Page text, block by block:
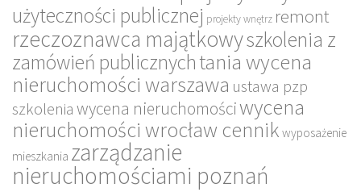
użyteczności publicznej projekty wnętrz remont
rzeczoznawca majątkowyszkolenia z
zamówień publicznychtania wycena
nieruchomości warszawa ustawa pzp
szkolenia wycena nieruchomościwycena
nieruchomości wrocław cennik wyposażenie
mieszkania zarządzanie
nieruchomościami poznań